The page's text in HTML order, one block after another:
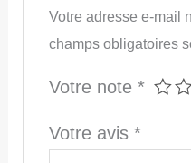
Votre adresse e-mail
champs obligatoires
Votre note *
Votre avis *